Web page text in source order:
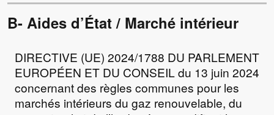
B- Aides d’État / Marché intérieur
DIRECTIVE (UE) 2024/1788 DU PARLEMENT
EUROPÉEN ET DU CONSEIL du 13 juin 2024
concernant des règles communes pour les
marchés intérieurs du gaz renouvelable, du